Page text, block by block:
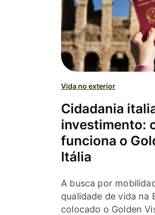
Vida no exterior
Cidadania
investimento:
funciona o
Itália
A busca por
qualidade de vida na
colocado o Golden